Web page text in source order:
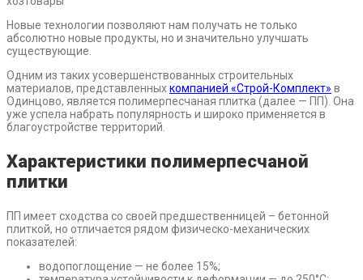
Новые технологии позволяют нам получать не только
абсолютно новые продукты, но и значительно улучшать
существующие.
Одним из таких усовершенствованных строительных
материалов, представленныхкомпанией «Строй-Комплект» в
Одинцово, является полимерпесчаная плитка (далее — ПП). Она
уже успела набрать популярность и широко применяется в
благоустройстве территорий.
Характеристики полимерпесчаной
плитки
ПП имеет сходства со своей предшественницей – бетонной
плиткой, но отличается рядом физическо-механических
показателей:
водопоглощение — не более 15%;